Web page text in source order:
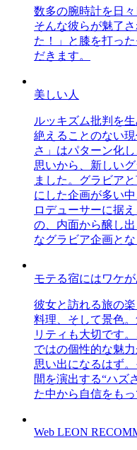
数多の腕時計を日
そんな彼らが魅了
た！」と膝を打っ
だきます。
美しい人
ルッキズム批判を
絶えることのない
さ」はパターン化
思いから、新しい
ました。グラビア
にした企画が多い
ロデューサーに据
の、内面から醸し
なグラビア企画とな
モテる宿にはワケが
彼女と訪れる旅の
料理、そして景色
リティも大切です
ではの個性的な魅
思い出になるはず
間を演出する“ハズ
た中から自信をもっ
Web LEON